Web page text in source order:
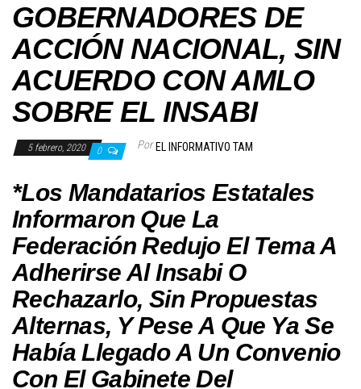
GOBERNADORES DE
ACCIÓN NACIONAL, SIN
ACUERDO CON AMLO
SOBRE EL INSABI
5 febrero, 2020 0 Por EL INFORMATIVO TAM
*Los Mandatarios Estatales
Informaron Que La
Federación Redujo El Tema A
Adherirse Al Insabi O
Rechazarlo, Sin Propuestas
Alternas, Y Pese A Que Ya Se
Había Llegado A Un Convenio
Con El Gabinete Del